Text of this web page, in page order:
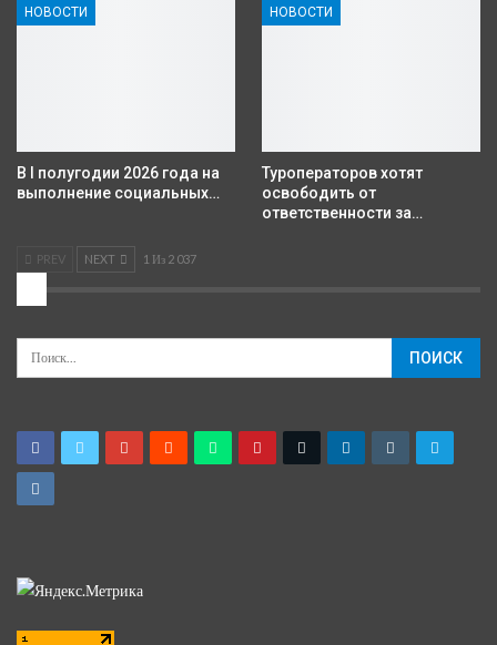
НОВОСТИ
В I полугодии 2026 года на
выполнение социальных…
НОВОСТИ
Туроператоров хотят
освободить от
ответственности за…
PREV NEXT 1 Из 2 037